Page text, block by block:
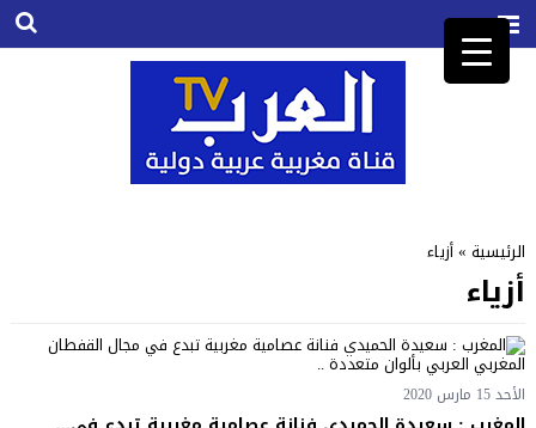
الرئيسية»أزياء
أزياء
الأحد 15 مارس 2020